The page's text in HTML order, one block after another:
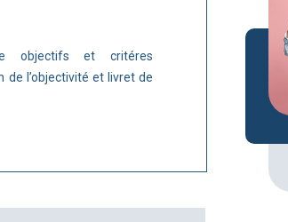
objectifs et critéres
de l’objectivité et livret de